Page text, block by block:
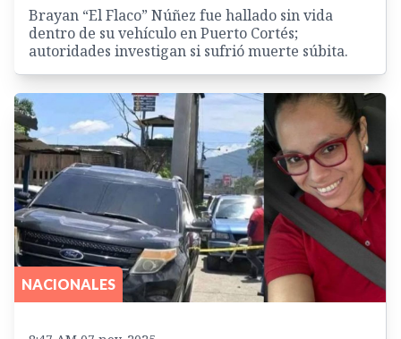
Brayan “El Flaco” Núñez fue hallado sin vida
dentro de su vehículo en Puerto Cortés;
autoridades investigan si sufrió muerte súbita.
NACIONALES